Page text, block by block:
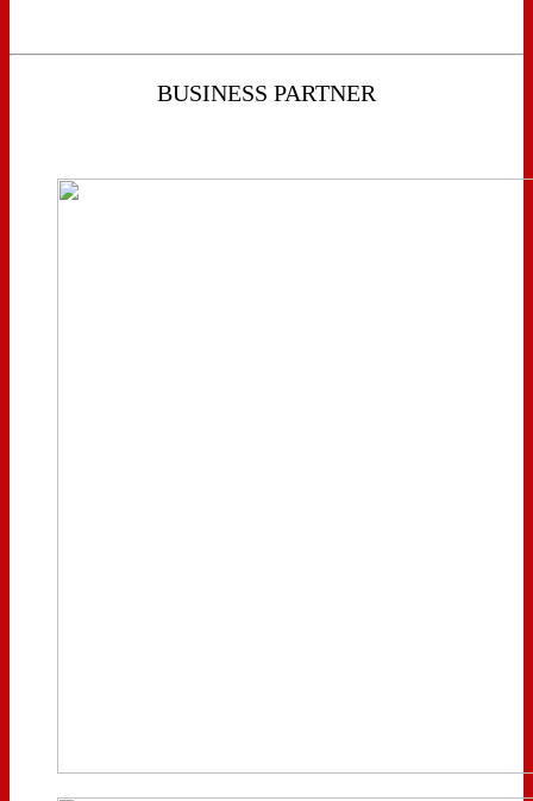
BUSINESS PARTNER